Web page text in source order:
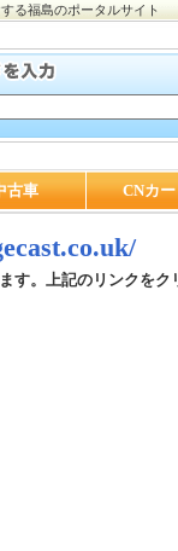
る福島のポータルサイト
古車 CNカ
す。上記のリンクをク